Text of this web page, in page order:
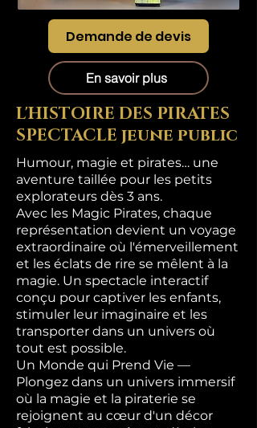
Demande de devis
En savoir plus
L'HISTOIRE DES PIRATES
SPECTACLE jeune public
Humour, magie et pirates… une
aventure taillée pour les petits
explorateurs dès 3 ans.
Avec les Magic Pirates, chaque
représentation devient un voyage
extraordinaire où l'émerveillement
et les éclats de rire se mêlent à la
magie. Un spectacle interactif
conçu pour captiver les enfants,
stimuler leur imaginaire et les
transporter dans un univers où
tout est possible.
Un Monde qui Prend Vie —
Plongez dans un univers immersif
où la magie et la piraterie se
rejoignent au cœur d'un décor